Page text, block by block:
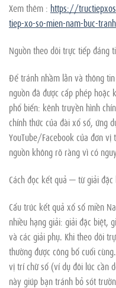
Xem thêm : https://
tiep-xo-so-mien-nam-buc-
Nguồn theo dõi trực tiếp đáng
Để tránh nhầm lẫn và thông
nguồn đã được cấp phép
phổ biến: kênh truyền hình
chính thức của đài xổ số, ứng
YouTube/Facebook của đơn
nguồn không rõ ràng vì có
Cách đọc kết quả — từ giải
Cấu trúc kết quả xổ số miền
nhiều hạng giải: giải đặc biệt,
và các giải phụ. Khi theo dõi
thường được công bố cuối
vị trí chữ số (ví dụ đôi lúc cần
này giúp bạn tránh bỏ sót